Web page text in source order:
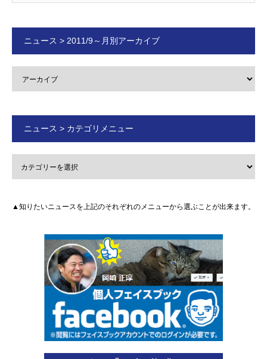
ニュース > 2011/9～月別アーカイブ
ニュース > カテゴリメニュー
▲知りたいニュースを上記のそれぞれのメニューから選ぶことが出来ます。